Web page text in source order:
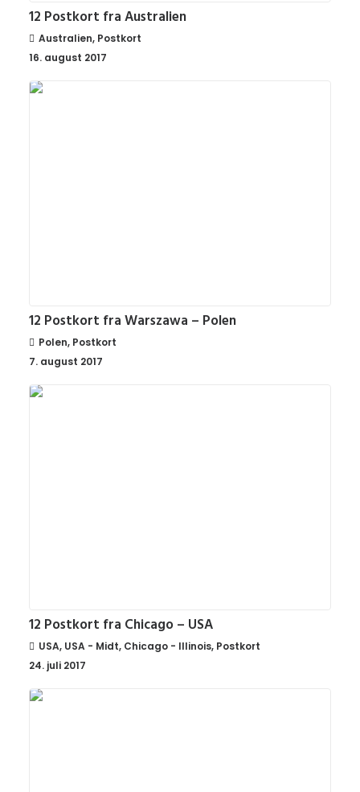
12 Postkort fra Australien
Australien, Postkort
16. august 2017
12 Postkort fra Warszawa – Polen
Polen, Postkort
7. august 2017
12 Postkort fra Chicago – USA
USA, USA - Midt, Chicago - Illinois, Postkort
24. juli 2017